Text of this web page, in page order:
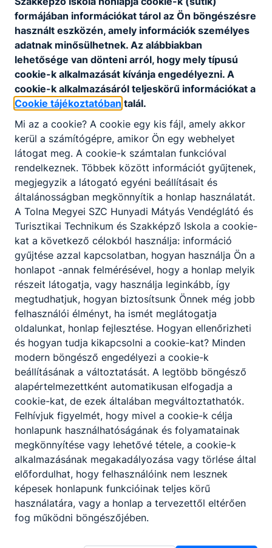
Feltöltés alatt.
Partnereink
Tolna Vármegyei SZC Hunyadi Mátyás
Vendéglátó és Turisztikai Technikum és
formájában információkat tárol az Ön böngészésre
használt eszközén, amely információk személyes
adatnak minősülhetnek. Az alábbiakban
lehetősége van dönteni arról, hogy mely típusú
cookie-k alkalmazását kívánja engedélyezni. A
cookie-k alkalmazásáról teljeskörű információkat a
Cookie tájékoztatóban talál.
Mi az a cookie? A cookie egy kis fájl, amely akkor
kerül a számítógépre, amikor Ön egy webhelyet
látogat meg. A cookie-k számtalan funkcióval
rendelkeznek. Többek között információt gyűjtenek,
megjegyzik a látogató egyéni beállításait és
általánosságban megkönnyítik a honlap használatát.
A Tolna Megyei SZC Hunyadi Mátyás Vendéglátó és
Turisztikai Technikum és Szakképző Iskola a cookie-
kat a következő célokból használja: információ
gyűjtése azzal kapcsolatban, hogyan használja Ön a
honlapot -annak felmérésével, hogy a honlap melyik
részeit látogatja, vagy használja leginkább, így
megtudhatjuk, hogyan biztosítsunk Önnek még jobb
felhasználói élményt, ha ismét meglátogatja
oldalunkat, honlap fejlesztése. Hogyan ellenőrizheti
és hogyan tudja kikapcsolni a cookie-kat? Minden
modern böngésző engedélyezi a cookie-k
beállításának a változtatását. A legtöbb böngésző
alapértelmezettként automatikusan elfogadja a
cookie-kat, de ezek általában megváltoztathatók.
Felhívjuk figyelmét, hogy mivel a cookie-k célja
honlapunk használhatóságának és folyamatainak
megkönnyítése vagy lehetővé tétele, a cookie-k
alkalmazásának megakadályozása vagy törlése által
előfordulhat, hogy felhasználóink nem lesznek
képesek honlapunk funkcióinak teljes körű
használatára, vagy a honlap a tervezettől eltérően
fog működni böngészőjében.